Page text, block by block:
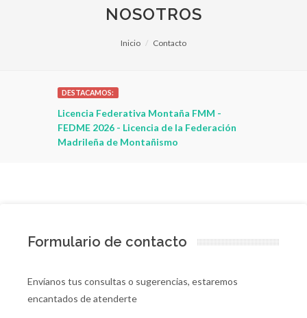
NOSOTROS
Inicio Contacto
DESTACAMOS:
Licencia Federativa Montaña FMM -
FEDME 2026 - Licencia de la Federación
Madrileña de Montañismo
Formulario de contacto
Envíanos tus consultas o sugerencias, estaremos
encantados de atenderte